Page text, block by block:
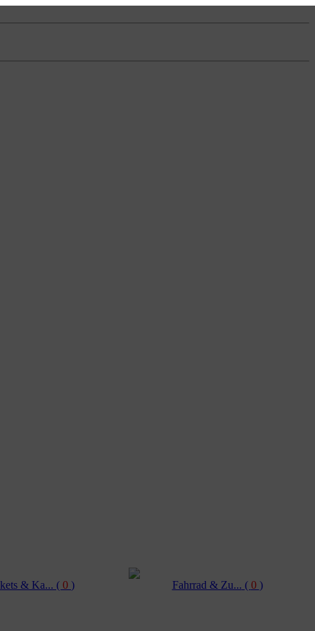
& Ka... ( 0 ) Fahrrad & Zu... ( 0 )